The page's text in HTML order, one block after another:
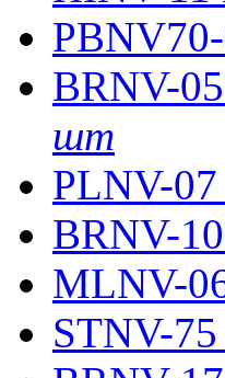
BRNV-05
шт
PLNV-07
BRNV-10
MLNV-
STNV-75